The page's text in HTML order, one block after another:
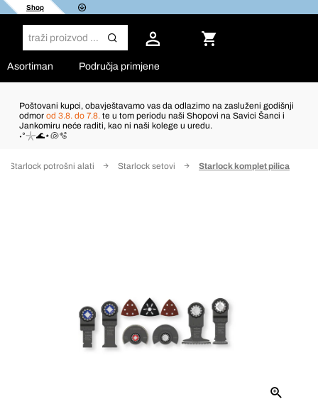
Shop
Asortiman Područja primjene
Poštovani kupci, obavještavamo vas da odlazimo na zasluženi godišnji
odmor od 3.8. do 7.8. te u tom periodu naši Shopovi na Savici Šanci i
Jankomiru neće raditi, kao ni naši kolege u uredu.
˖°𓇼🌊⋆🐚🫧
Starlock potrošni alati Starlock setovi Starlock komplet pilica